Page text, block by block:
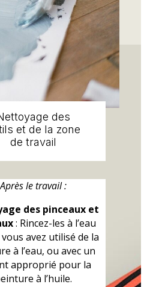
des
et de la zone
de travail
Après le travail :
des pinceaux et
: Rincez-les à l’eau
avez utilisé de la
à l’eau, ou avec un
approprié pour la
à l’huile.